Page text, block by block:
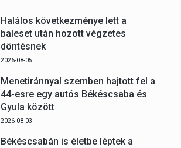
Halálos következménye lett a
baleset után hozott végzetes
döntésnek
2026-08-05
Menetiránnyal szemben hajtott fel a
44-esre egy autós Békéscsaba és
Gyula között
2026-08-03
Békéscsabán is életbe léptek a